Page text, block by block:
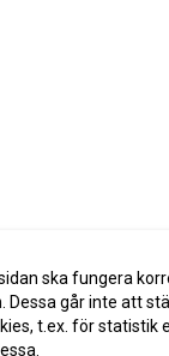
ska fungera
Dessa går inte att
t.ex. för statistik